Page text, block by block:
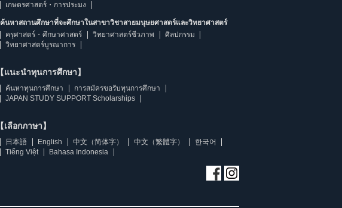
เกษตรศาสตร์・การประมง
ค้นหาสถานศึกษาที่จะศึกษาในสาขาวิชาสายมนุษยศาสตร์และวิทยาศาสตร์
ครุศาสตร์・ศึกษาศาสตร์
วิทยาศาสตร์ชีวภาพ
ศิลปกรรม
วิทยาศาสตร์บูรณาการ
【แนะนำทุนการศึกษา】
ค้นหาทุนการศึกษา
การสมัครขอรับทุนการศึกษา
JAPAN STUDY SUPPORT Scholarships
【เลือกภาษา】
日本語 English 中文（简体字） 中文（繁體字）
한국어
Tiếng Việt
Bahasa Indonesia